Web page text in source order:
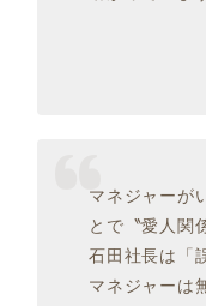
マネジャーが
とで〝愛人関
石田社長は「
マネジャーは